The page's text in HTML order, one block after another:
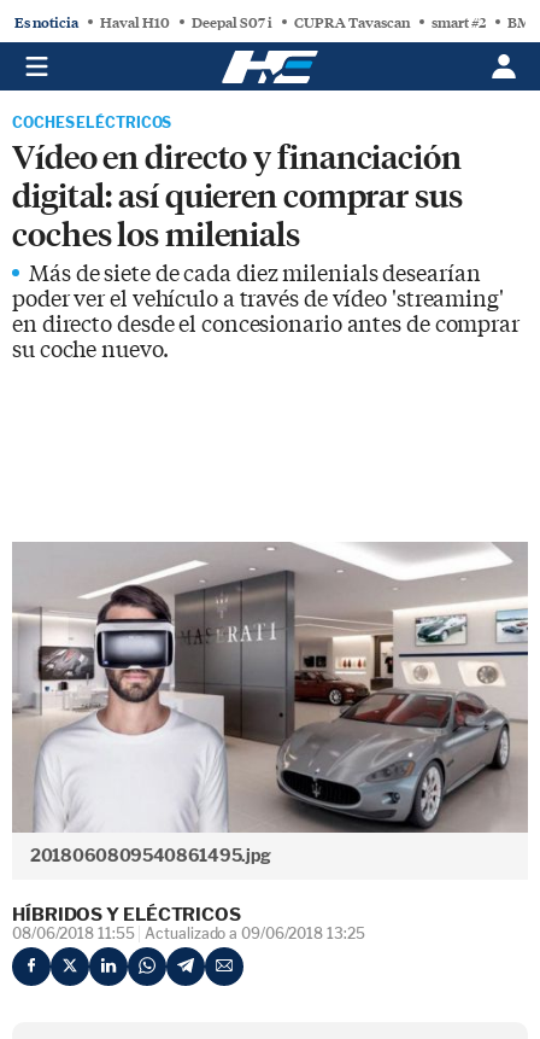
Es noticia Haval H10 Deepal S07 i CUPRA Tavascan smart #2
COCHES ELÉCTRICOS
Vídeo en directo y financiación
digital: así quieren comprar sus
coches los milenials
Más de siete de cada diez milenials desearían
poder ver el vehículo a través de vídeo 'streaming'
en directo desde el concesionario antes de comprar
su coche nuevo.
2018060809540861495.jpg
HÍBRIDOS Y ELÉCTRICOS
08/06/2018 11:55 Actualizado a 09/06/2018 13:25